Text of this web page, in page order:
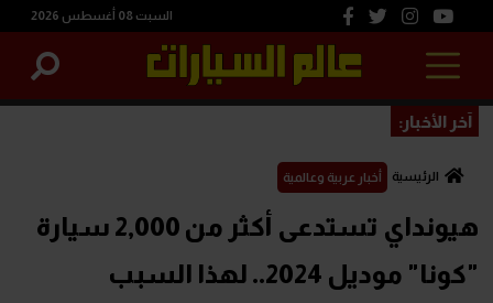
السبت 08 أغسطس 2026
آخر الأخبار:
الرئيسية أخبار عربية وعالمية
هيونداي تستدعى أكثر من 2,000 سيارة
"كونا" موديل 2024.. لهذا السبب